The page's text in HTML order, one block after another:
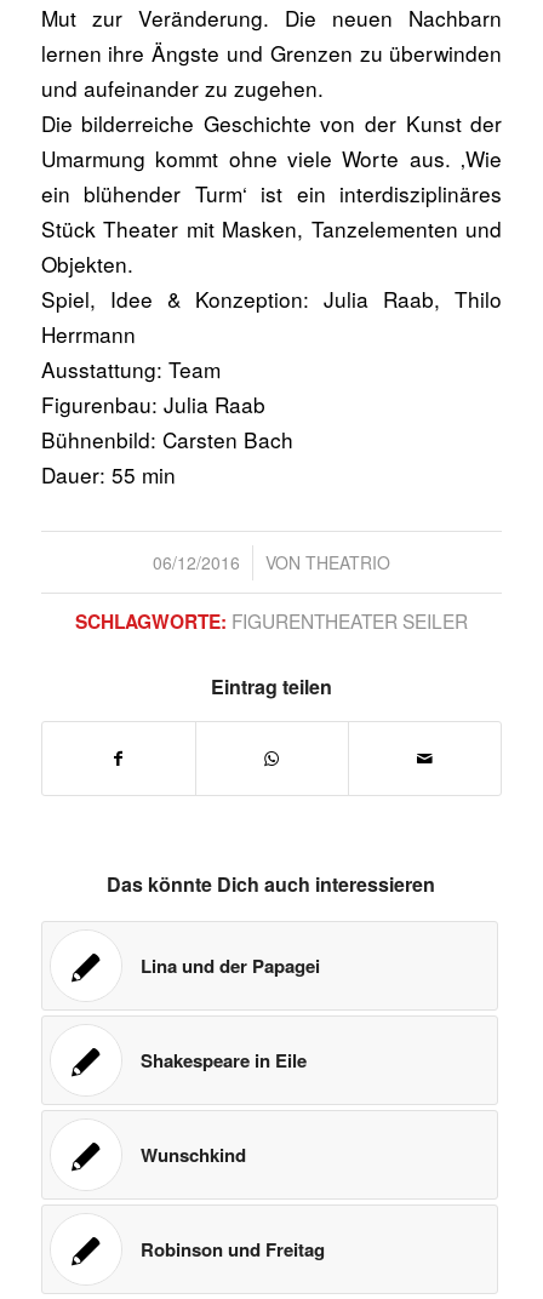
Mut zur Veränderung. Die neuen Nachbarn
lernen ihre Ängste und Grenzen zu überwinden
und aufeinander zu zugehen.
Die bilderreiche Geschichte von der Kunst der
Umarmung kommt ohne viele Worte aus. ‚Wie
ein blühender Turm‘ ist ein interdisziplinäres
Stück Theater mit Masken, Tanzelementen und
Objekten.
Spiel, Idee & Konzeption: Julia Raab, Thilo
Herrmann
Ausstattung: Team
Figurenbau: Julia Raab
Bühnenbild: Carsten Bach
Dauer: 55 min
06/12/2016
/ VON THEATRIO
SCHLAGWORTE: FIGURENTHEATER SEILER
Eintrag teilen
Das könnte Dich auch interessieren
Lina und der Papagei
Shakespeare in Eile
Wunschkind
Robinson und Freitag